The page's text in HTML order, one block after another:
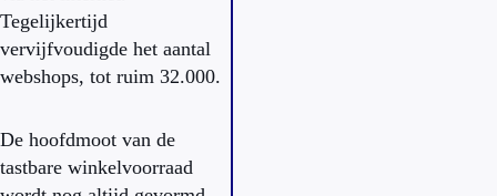
Tegelijkertijd
vervijfvoudigde het aantal
webshops, tot ruim 32.000.
De hoofdmoot van de
tastbare winkelvoorraad